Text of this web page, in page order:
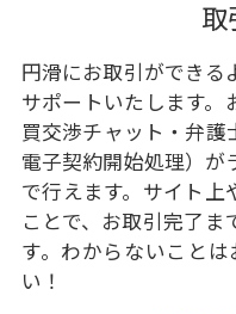
取
円滑にお取引ができる
サポートいたします。
買交渉チャット・弁護
電子契約開始処理）が
で行えます。サイト上
ことで、お取引完了
す。わからないことは
い！